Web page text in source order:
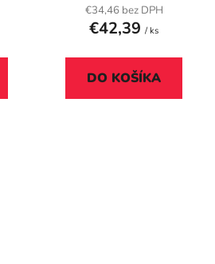
€34,46 bez DPH
€42,39 / ks
DO KOŠÍKA